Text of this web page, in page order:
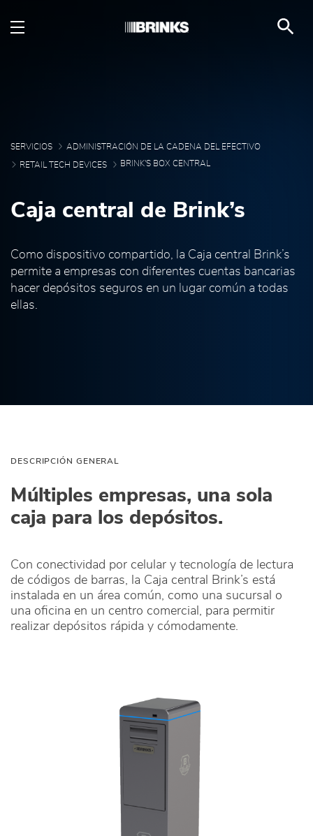
Brink's Box Central -
SERVICIOS ADMINISTRACIÓN DE LA CADENA DEL EFECTIVO
RETAIL TECH DEVICES BRINK'S BOX CENTRAL
Caja central de Brink’s
Como dispositivo compartido, la Caja central Brink’s
permite a empresas con diferentes cuentas bancarias
hacer depósitos seguros en un lugar común a todas
ellas.
DESCRIPCIÓN GENERAL
Múltiples empresas, una sola
caja para los depósitos.
Con conectividad por celular y tecnología de lectura
de códigos de barras, la Caja central Brink’s está
instalada en un área común, como una sucursal o
una oficina en un centro comercial, para permitir
realizar depósitos rápida y cómodamente.